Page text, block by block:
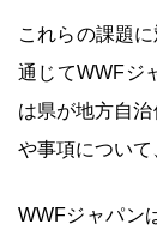
これらの課題
通じてWWFジ
は県が地方自
や事項について
WWFジャパン